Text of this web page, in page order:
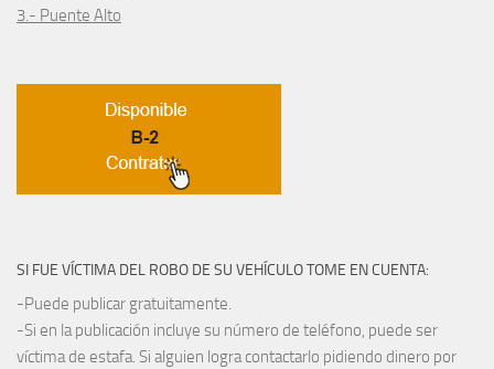
3.- Puente Alto
SI FUE VÍCTIMA DEL ROBO DE SU VEHÍCULO TOME EN CUENTA:
-Puede publicar gratuitamente.
-Si en la publicación incluye su número de teléfono, puede ser
víctima de estafa. Si alguien logra contactarlo pidiendo dinero por